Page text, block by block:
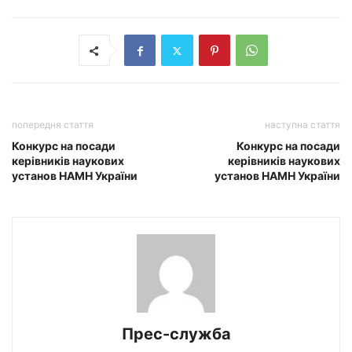
попередня стаття
Конкурс на посади
керівників наукових
установ НАМН України
наступна стаття
Конкурс на посади
керівників наукових
установ НАМН України
Прес-служба